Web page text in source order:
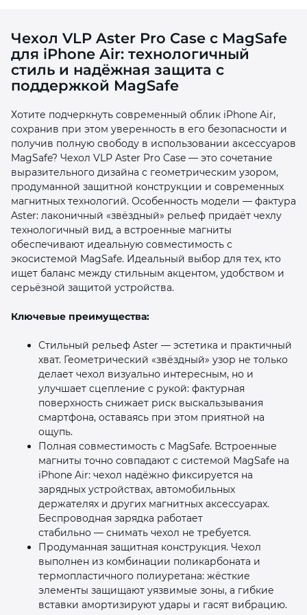
Чехол VLP Aster Pro Case с MagSafe
для iPhone Air: технологичный
стиль и надёжная защита с
поддержкой MagSafe
Хотите подчеркнуть современный облик iPhone Air,
сохранив при этом уверенность в его безопасности и
получив полную свободу в использовании аксессуаров
MagSafe? Чехол VLP Aster Pro Case — это сочетание
выразительного дизайна с геометрическим узором,
продуманной защитной конструкции и современных
магнитных технологий. Особенность модели — фактура
Aster: лаконичный «звёздный» рельеф придаёт чехлу
технологичный вид, а встроенные магниты
обеспечивают идеальную совместимость с
экосистемой MagSafe. Идеальный выбор для тех, кто
ищет баланс между стильным акцентом, удобством и
серьёзной защитой устройства.
Ключевые преимущества:
Стильный рельеф Aster — эстетика и практичный
хват. Геометрический «звёздный» узор не только
делает чехол визуально интересным, но и
улучшает сцепление с рукой: фактурная
поверхность снижает риск выскальзывания
смартфона, оставаясь при этом приятной на
ощупь.
Полная совместимость с MagSafe. Встроенные
магниты точно совпадают с системой MagSafe на
iPhone Air: чехол надёжно фиксируется на
зарядных устройствах, автомобильных
держателях и других магнитных аксессуарах.
Беспроводная зарядка работает
стабильно — снимать чехол не требуется.
Продуманная защитная конструкция. Чехол
выполнен из комбинации поликарбоната и
термопластичного полиуретана: жёсткие
элементы защищают уязвимые зоны, а гибкие
вставки амортизируют удары и гасят вибрацию.